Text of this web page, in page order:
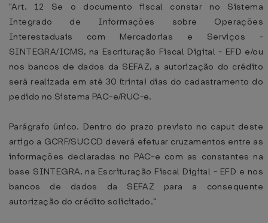
"Art. 12 Se o documento fiscal constar no Sistema
Integrado de Informações sobre Operações
Interestaduais com Mercadorias e Serviços -
SINTEGRA/ICMS, na Escrituração Fiscal Digital - EFD e/ou
nos bancos de dados da SEFAZ, a autorização do crédito
será realizada em até 30 (trinta) dias do cadastramento do
pedido no Sistema PAC-e/RUC-e.
Parágrafo único. Dentro do prazo previsto no caput deste
artigo a GCRF/SUCCD deverá efetuar cruzamentos entre as
informações declaradas no PAC-e com as constantes na
base SINTEGRA, na Escrituração Fiscal Digital - EFD e nos
bancos de dados da SEFAZ para a consequente
autorização do crédito solicitado."